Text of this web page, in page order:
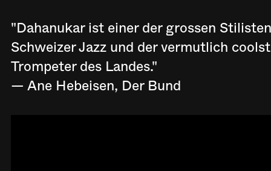
"Dahanukar ist einer der grossen
Schweizer Jazz und der vermutlich
Trompeter des Landes."
— Ane Hebeisen, Der Bund